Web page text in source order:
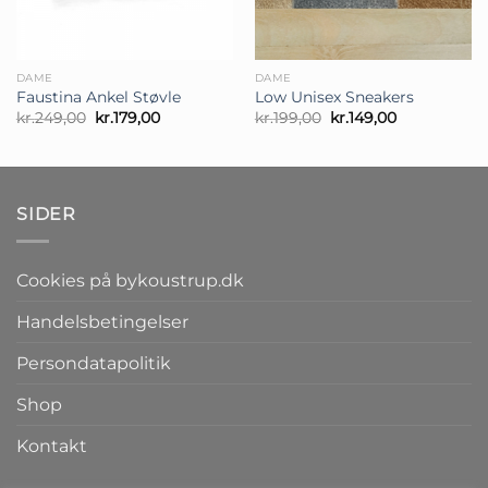
DAME
Faustina Ankel Støvle
kr.249,00 Den
oprindelige
kr.179,00Den
DAME
Low Unisex Sneakers
kr.199,00 Den
oprindelige
kr.149,00Den
SIDER
Cookies på bykoustrup.dk
Handelsbetingelser
Persondatapolitik
Shop
Kontakt